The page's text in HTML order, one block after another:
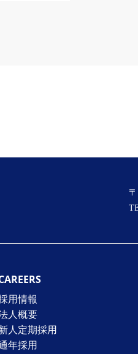
用情報
⼈概要
人定期採用
年採⽤